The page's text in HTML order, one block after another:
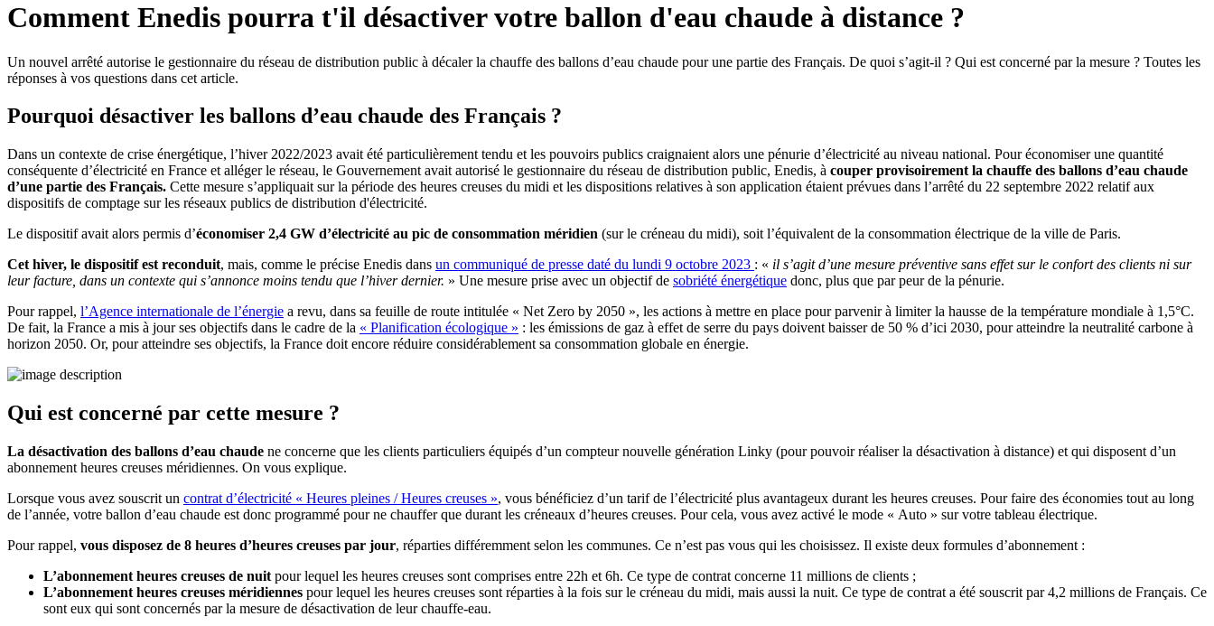
Comment Enedis pourra t'il désactiver votre ballon d'eau chaude à distance ?
Un nouvel arrêté autorise le gestionnaire du réseau de distribution public à décaler la chauffe des ballons d’eau chaude pour une partie des Français. De quoi s’agit-il ? Qui est concerné par la mesure ? Toutes les
réponses à vos questions dans cet article.
Pourquoi désactiver les ballons d’eau chaude des Français ?
Dans un contexte de crise énergétique, l’hiver 2022/2023 avait été particulièrement tendu et les pouvoirs publics craignaient alors une pénurie d’électricité au niveau national. Pour économiser une quantité
conséquente d’électricité en France et alléger le réseau, le Gouvernement avait autorisé le gestionnaire du réseau de distribution public, Enedis, à couper provisoirement la chauffe des ballons d’eau chaude
d’une partie des Français. Cette mesure s’appliquait sur la période des heures creuses du midi et les dispositions relatives à son application étaient prévues dans l’arrêté du 22 septembre 2022 relatif aux
dispositifs de comptage sur les réseaux publics de distribution d'électricité.
Le dispositif avait alors permis d’économiser 2,4 GW d’électricité au pic de consommation méridien (sur le créneau du midi), soit l’équivalent de la consommation électrique de la ville de Paris.
Cet hiver, le dispositif est reconduit, mais, comme le précise Enedis dans un communiqué de presse daté du lundi 9 octobre 2023 : « il s’agit d’une mesure préventive sans effet sur le confort des clients ni sur
leur facture, dans un contexte qui s’annonce moins tendu que l’hiver dernier. » Une mesure prise avec un objectif de sobriété énergétique donc, plus que par peur de la pénurie.
Pour rappel, l’Agence internationale de l’énergie a revu, dans sa feuille de route intitulée « Net Zero by 2050 », les actions à mettre en place pour parvenir à limiter la hausse de la température mondiale à 1,5°C.
De fait, la France a mis à jour ses objectifs dans le cadre de la « Planification écologique » : les émissions de gaz à effet de serre du pays doivent baisser de 50 % d’ici 2030, pour atteindre la neutralité carbone à
horizon 2050. Or, pour atteindre ses objectifs, la France doit encore réduire considérablement sa consommation globale en énergie.
Qui est concerné par cette mesure ?
La désactivation des ballons d’eau chaude ne concerne que les clients particuliers équipés d’un compteur nouvelle génération Linky (pour pouvoir réaliser la désactivation à distance) et qui disposent d’un
abonnement heures creuses méridiennes. On vous explique.
Lorsque vous avez souscrit un contrat d’électricité « Heures pleines / Heures creuses », vous bénéficiez d’un tarif de l’électricité plus avantageux durant les heures creuses. Pour faire des économies tout au long
de l’année, votre ballon d’eau chaude est donc programmé pour ne chauffer que durant les créneaux d’heures creuses. Pour cela, vous avez activé le mode « Auto » sur votre tableau électrique.
Pour rappel, vous disposez de 8 heures d’heures creuses par jour, réparties différemment selon les communes. Ce n’est pas vous qui les choisissez. Il existe deux formules d’abonnement :
L’abonnement heures creuses de nuit pour lequel les heures creuses sont comprises entre 22h et 6h. Ce type de contrat concerne 11 millions de clients ;
L’abonnement heures creuses méridiennes pour lequel les heures creuses sont réparties à la fois sur le créneau du midi, mais aussi la nuit. Ce type de contrat a été souscrit par 4,2 millions de Français. Ce
sont eux qui sont concernés par la mesure de désactivation de leur chauffe-eau.